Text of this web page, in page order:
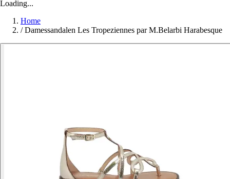
Loading...
Home
/ Damessandalen Les Tropeziennes par M.Belarbi Harabesque